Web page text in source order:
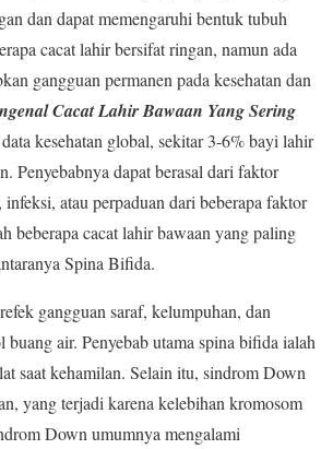
dan dapat memengaruhi bentuk tubuh
cacat lahir bersifat ringan, namun ada
gangguan permanen pada kesehatan dan
Cacat Lahir Bawaan Yang Sering
kesehatan global, sekitar 3-6% bayi lahir
Penyebabnya dapat berasal dari faktor
atau perpaduan dari beberapa faktor
beberapa cacat lahir bawaan yang paling
Spina Bifida.
gangguan saraf, kelumpuhan, dan
buang air. Penyebab utama spina bifida ialah
saat kehamilan. Selain itu, sindrom Down
yang terjadi karena kelebihan kromosom
Down umumnya mengalami